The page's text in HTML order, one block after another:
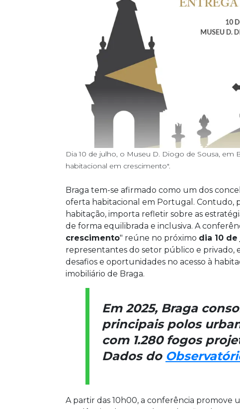
Dia 10 de julho, o Museu D. Diogo de Sousa, em
habitacional em crescimento".
Braga tem-se afirmado como um dos
oferta habitacional em Portugal. Contudo,
habitação, importa refletir sobre as
de forma equilibrada e inclusiva. A
crescimento" reúne no próximo dia 10
representantes do setor público e privado,
desafios e oportunidades no acesso à
imobiliário de Braga.
Em 2025, Braga
principais polos
com 1.280 fogos
Dados do
A partir das 10h00, a conferência promove